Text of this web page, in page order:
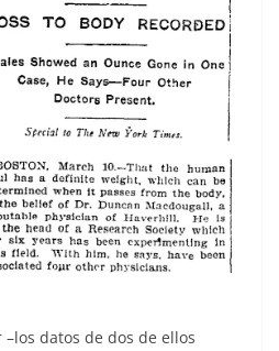
datos de dos de ellos